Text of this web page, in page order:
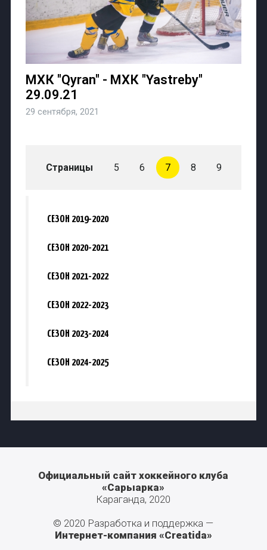
МХК "Qyran" - МХК "Yastreby"
29.09.21
29 сентября, 2021
Страницы 5 6 7 8 9
СЕЗОН 2019-2020
СЕЗОН 2020-2021
СЕЗОН 2021-2022
СЕЗОН 2022-2023
СЕЗОН 2023-2024
СЕЗОН 2024-2025
Официальный сайт хоккейного клуба
«Сарыарка»
Караганда, 2020
© 2020 Разработка и поддержка —
Интернет-компания «Creatida»